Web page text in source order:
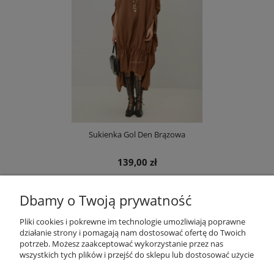
Sukienka Gol Den Brązowa
139,00 zł
OBSŁUGA KLIENTA
Dbamy o Twoją prywatność
Pliki cookies i pokrewne im technologie umożliwiają poprawne
działanie strony i pomagają nam dostosować ofertę do Twoich
potrzeb. Możesz zaakceptować wykorzystanie przez nas
wszystkich tych plików i przejść do sklepu lub dostosować użycie